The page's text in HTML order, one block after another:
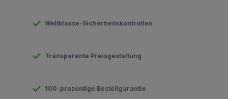
Weltklasse-Sicherheitskontrollen
Transparente Preisgestaltung
100-prozentige Bestellgarantie